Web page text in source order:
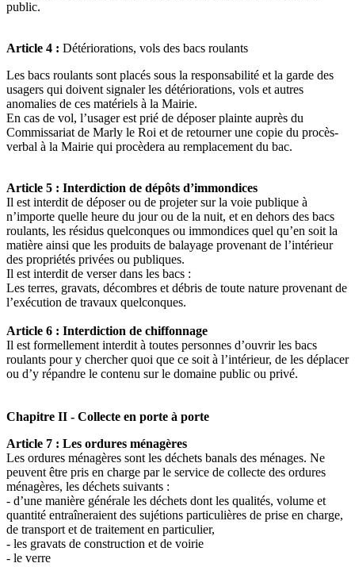
public.
Article 4 : Détériorations, vols des bacs roulants
Les bacs roulants sont placés sous la responsabilité et la garde des
usagers qui doivent signaler les détériorations, vols et autres
anomalies de ces matériels à la Mairie.
En cas de vol, l’usager est prié de déposer plainte auprès du
Commissariat de Marly le Roi et de retourner une copie du procès-
verbal à la Mairie qui procèdera au remplacement du bac.
Article 5 : Interdiction de dépôts d’immondices
Il est interdit de déposer ou de projeter sur la voie publique à
n’importe quelle heure du jour ou de la nuit, et en dehors des bacs
roulants, les résidus quelconques ou immondices quel qu’en soit la
matière ainsi que les produits de balayage provenant de l’intérieur
des propriétés privées ou publiques.
Il est interdit de verser dans les bacs :
Les terres, gravats, décombres et débris de toute nature provenant de
l’exécution de travaux quelconques.
Article 6 : Interdiction de chiffonnage
Il est formellement interdit à toutes personnes d’ouvrir les bacs
roulants pour y chercher quoi que ce soit à l’intérieur, de les déplacer
ou d’y répandre le contenu sur le domaine public ou privé.
Chapitre II - Collecte en porte à porte
Article 7 : Les ordures ménagères
Les ordures ménagères sont les déchets banals des ménages. Ne
peuvent être pris en charge par le service de collecte des ordures
ménagères, les déchets suivants :
- d’une manière générale les déchets dont les qualités, volume et
quantité entraîneraient des sujétions particulières de prise en charge,
de transport et de traitement en particulier,
- les gravats de construction et de voirie
- le verre